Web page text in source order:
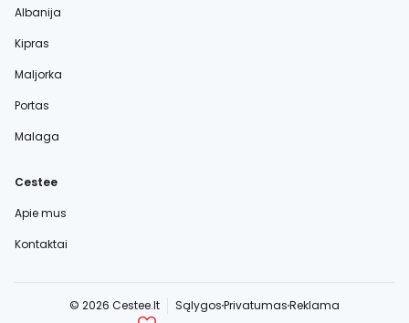
Albanija
Kipras
Maljorka
Portas
Malaga
Cestee
Apie mus
Kontaktai
© 2026 Cestee.lt SąlygosPrivatumasReklama